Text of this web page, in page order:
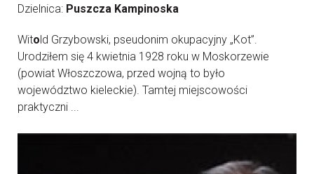
Dzielnica: Puszcza Kampinoska
Wito ld Grzybowski, pseudonim okupacyjny „Kot”.
Urodziłem się 4 kwietnia 1928 roku w Moskorzewie
(powiat Włoszczowa, przed wojną to było
województwo kieleckie). Tamtej miejscowości
praktyczni ...